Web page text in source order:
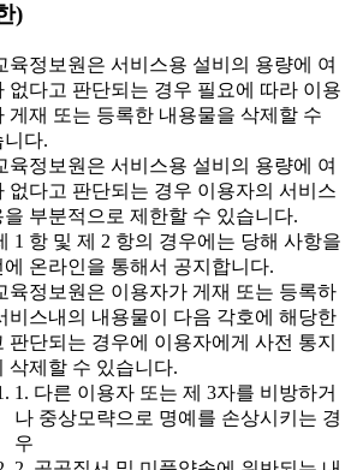
)
정보원은 서비스용 설비의 용량에 여
없다고 판단되는 경우 필요에 따라 이용
게재 또는 등록한 내용물을 삭제할 수
니다.
정보원은 서비스용 설비의 용량에 여
없다고 판단되는 경우 이용자의 서비스
을 부분적으로 제한할 수 있습니다.
1 항 및 제 2 항의 경우에는 당해 사항을
에 온라인을 통해서 공지합니다.
정보원은 이용자가 게재 또는 등록하
비스내의 내용물이 다음 각호에 해당한
판단되는 경우에 이용자에게 사전 통지
삭제할 수 있습니다.
1. 다른 이용자 또는 제 3자를 비방하거
나 중상모략으로 명예를 손상시키는 경
우